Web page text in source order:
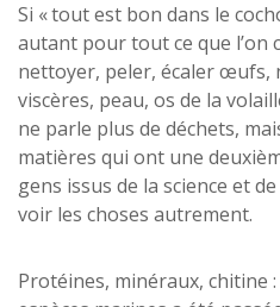
Si « tout est bon dans le
autant pour tout ce que l’on
nettoyer, peler, écaler œufs,
viscères, peau, os de la
ne parle plus de déchets,
matières qui ont une
gens issus de la science et
voir les choses autrement.
Protéines, minéraux, chitine